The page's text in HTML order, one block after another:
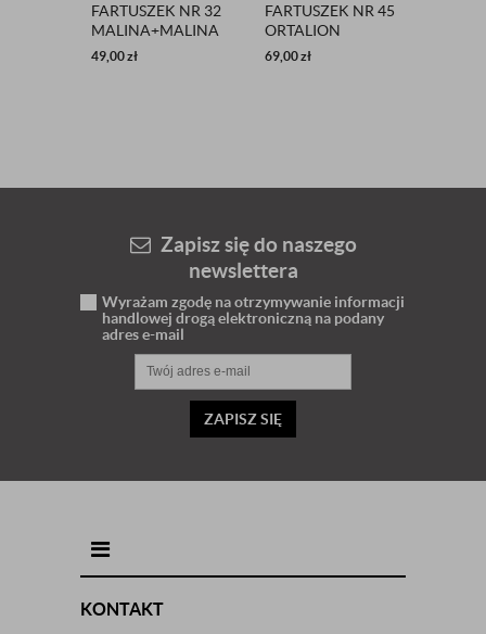
FARTUSZEK NR 32
MALINA+MALINA
MAT
49,00zł
FARTUSZEK NR 45
ORTALION
69,00zł
Zapisz się do naszego
newslettera
Wyrażam zgodę na otrzymywanie informacji
handlowej drogą elektroniczną na podany
adres e-mail
ZAPISZ SIĘ
KONTAKT